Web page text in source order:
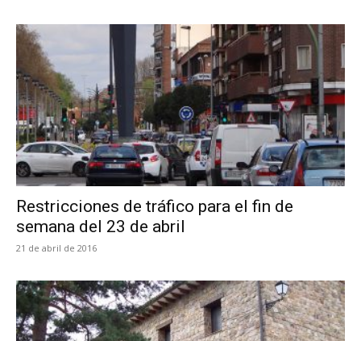
Restricciones de tráfico para el fin de
semana del 23 de abril
21 de abril de 2016